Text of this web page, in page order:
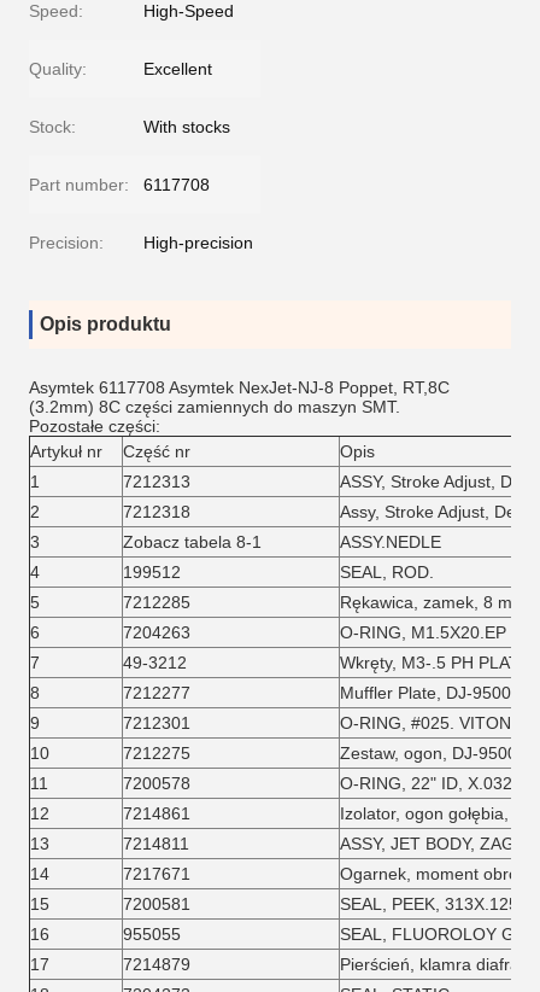
Speed: High-Speed
Quality: Excellent
Stock: With stocks
Part number: 6117708
Precision: High-precision
Opis produktu
Asymtek 6117708 Asymtek NexJet-NJ-8 Poppet, RT,8C
(3.2mm) 8C części zamiennych do maszyn SMT.
Pozostałe części:
Artykuł nr
Część nr
Opis
1
7212313
ASSY, Stroke Adjust,
2
7212318
Assy, Stroke Adjust,
3
Zobacz tabela 8-1
ASSY.NEDLE
4
199512
SEAL, ROD.
5
7212285
Rękawica, zamek, 8 mm
6
7204263
O-RING, M1.5X20.EP
7
49-3212
Wkręty, M3-.5 PH PLAT
8
7212277
Muffler Plate, DJ-9500
9
7212301
O-RING, #025. VITON
10
7212275
Zestaw, ogon, DJ-9500
11
7200578
O-RING, 22" ID, X.032"
12
7214861
Izolator, ogon gołębia,
13
7214811
ASSY, JET BODY,
14
7217671
Ogarnek, moment
15
7200581
SEAL, PEEK, 313X.125
16
955055
SEAL, FLUOROLOY G.
17
7214879
Pierścień, klamra